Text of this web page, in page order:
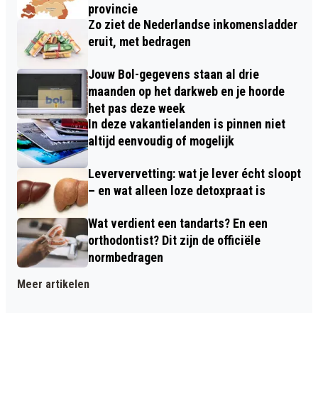
provincie
Zo ziet de Nederlandse inkomensladder
eruit, met bedragen
Jouw Bol-gegevens staan al drie
maanden op het darkweb en je hoorde
het pas deze week
In deze vakantielanden is pinnen niet
altijd eenvoudig of mogelijk
Leververvetting: wat je lever écht sloopt
– en wat alleen loze detoxpraat is
Wat verdient een tandarts? En een
orthodontist? Dit zijn de officiële
normbedragen
Meer artikelen